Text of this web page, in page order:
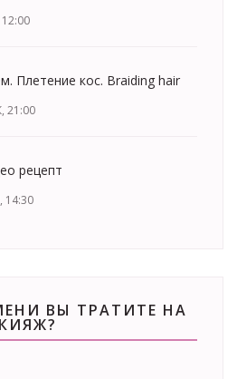
Плетение кос. Braiding hair
21:00
рецепт
ВЫ ТРАТИТЕ НА